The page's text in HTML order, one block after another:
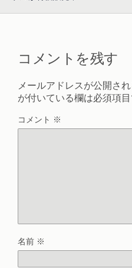
コメントを残す
メールアドレスが公開さ
が付いている欄は必須項
コメント ※
名前 ※